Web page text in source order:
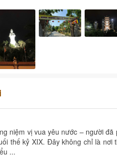
niệm vị vua yêu nước – người đã
thế kỷ XIX. Đây không chỉ là nơi
...